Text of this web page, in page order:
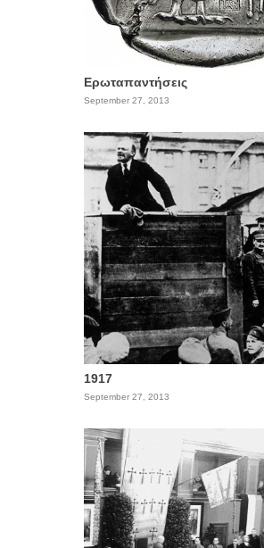
Ερωταπαντήσεις
September 27, 2013
1917
September 27, 2013